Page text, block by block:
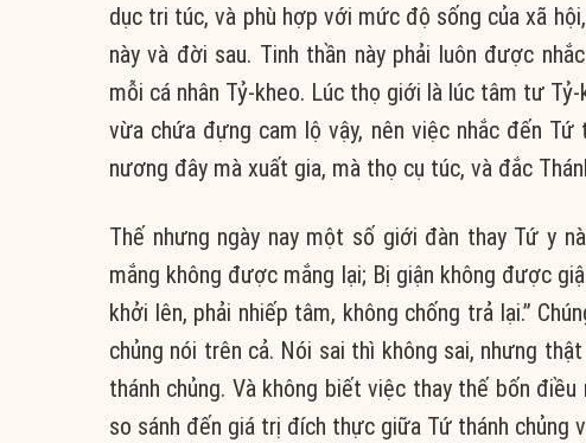
dục tri túc, và phù hợp với mức độ sống của xã
này và đời sau. Tinh thần này phải luôn được
mỗi cá nhân Tỷ-kheo. Lúc thọ giới là lúc tâm tư
vừa chứa đựng cam lộ vậy, nên việc nhắc đến
nương đây mà xuất gia, mà thọ cụ túc, và đắc
Thế nhưng ngày nay một số giới đàn thay Tứ y
mắng không được mắng lại; Bị giận không được
khởi lên, phải nhiếp tâm, không chống trả lại.”
chủng nói trên cả. Nói sai thì không sai, nhưng
thánh chủng. Và không biết việc thay thế bốn
so sánh đến giá trị đích thực giữa Tứ thánh chủng